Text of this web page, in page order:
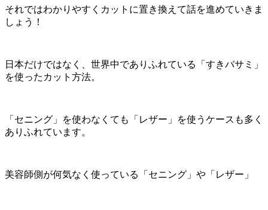
それではわかりやすくカットに置き換えて話を進めていきま
しょう！
日本だけではなく、世界中でありふれている「すきバサミ」
を使ったカット方法。
「セニング」を使わなくても「レザー」を使うケースも多く
ありふれています。
美容師側が何気なく使っている「セニング」や「レザー」